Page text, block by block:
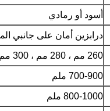
أسود أو رمادي
درابزين أمان على جانبي
260 مم ، 280 مم ، 300 مم
700-900 ملم
800-1000 ملم